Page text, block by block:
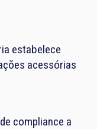
estabelece
acessórias
compliance a